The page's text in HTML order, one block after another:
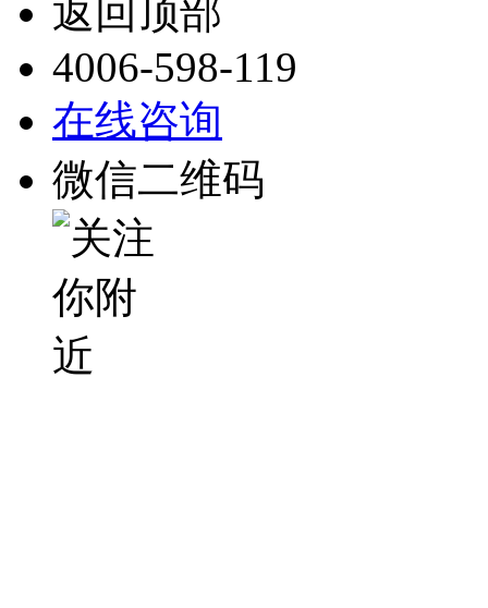
返回顶部
4006-598-119
在线咨询
微信二维码